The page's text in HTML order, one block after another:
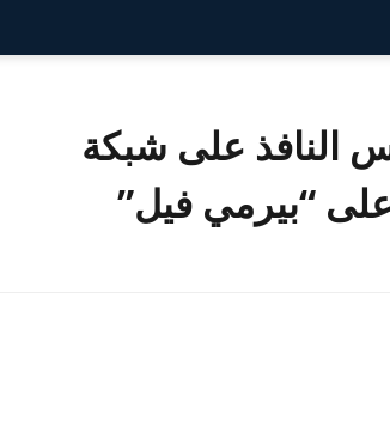
النافذ على شبكة
“بيرمي فيل”